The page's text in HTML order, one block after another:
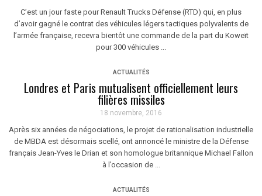
C’est un jour faste pour Renault Trucks Défense (RTD) qui, en plus
d’avoir gagné le contrat des véhicules légers tactiques polyvalents de
l’armée française, recevra bientôt une commande de la part du Koweït
pour 300 véhicules ...
ACTUALITÉS
Londres et Paris mutualisent officiellement leurs
filières missiles
18 novembre, 2016
Après six années de négociations, le projet de rationalisation industrielle
de MBDA est désormais scellé, ont annoncé le ministre de la Défense
français Jean-Yves le Drian et son homologue britannique Michael Fallon
à l’occasion de ...
ACTUALITÉS